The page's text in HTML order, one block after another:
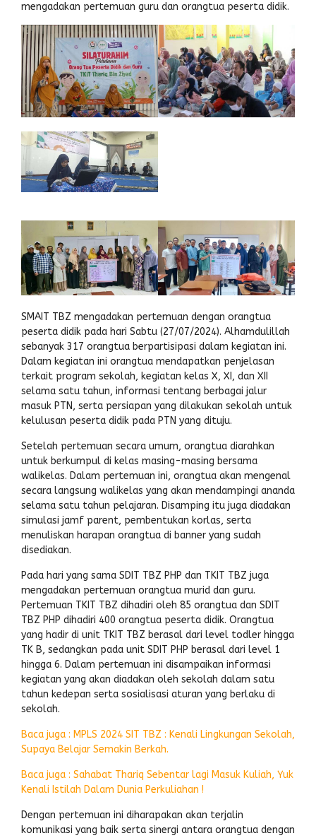
mengadakan pertemuan guru dan orangtua peserta didik.
SMAIT TBZ mengadakan pertemuan dengan orangtua
peserta didik pada hari Sabtu (27/07/2024). Alhamdulillah
sebanyak 317 orangtua berpartisipasi dalam kegiatan ini.
Dalam kegiatan ini orangtua mendapatkan penjelasan
terkait program sekolah, kegiatan kelas X, XI, dan XII
selama satu tahun, informasi tentang berbagai jalur
masuk PTN, serta persiapan yang dilakukan sekolah untuk
kelulusan peserta didik pada PTN yang dituju.
Setelah pertemuan secara umum, orangtua diarahkan
untuk berkumpul di kelas masing-masing bersama
walikelas. Dalam pertemuan ini, orangtua akan mengenal
secara langsung walikelas yang akan mendampingi ananda
selama satu tahun pelajaran. Disamping itu juga diadakan
simulasi jamf parent, pembentukan korlas, serta
menuliskan harapan orangtua di banner yang sudah
disediakan.
Pada hari yang sama SDIT TBZ PHP dan TKIT TBZ juga
mengadakan pertemuan orangtua murid dan guru.
Pertemuan TKIT TBZ dihadiri oleh 85 orangtua dan SDIT
TBZ PHP dihadiri 400 orangtua peserta didik. Orangtua
yang hadir di unit TKIT TBZ berasal dari level todler hingga
TK B, sedangkan pada unit SDIT PHP berasal dari level 1
hingga 6. Dalam pertemuan ini disampaikan informasi
kegiatan yang akan diadakan oleh sekolah dalam satu
tahun kedepan serta sosialisasi aturan yang berlaku di
sekolah.
Baca juga : MPLS 2024 SIT TBZ : Kenali Lingkungan Sekolah,
Supaya Belajar Semakin Berkah.
Baca juga : Sahabat Thariq Sebentar lagi Masuk Kuliah, Yuk
Kenali Istilah Dalam Dunia Perkuliahan !
Dengan pertemuan ini diharapakan akan terjalin
komunikasi yang baik serta sinergi antara orangtua dengan